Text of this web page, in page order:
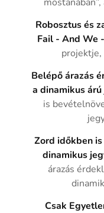
Robosztus és
Fail - And We
Belépő árazás
a dinamikus
is
Zord időkben
dinamikus
árazás
Csak